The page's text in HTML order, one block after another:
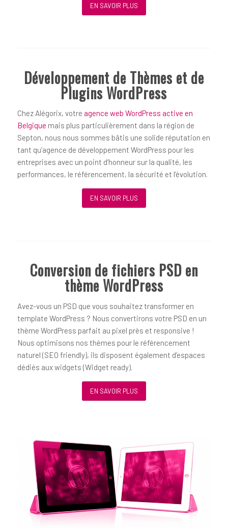
EN SAVOIR PLUS
Développement de Thèmes et de
Plugins WordPress
Chez Alégorix, votre agence web WordPress active en
Belgique mais plus particulièrement dans la région de
Septon, nous nous sommes bâtis une solide réputation en
tant qu’agence de développement WordPress pour les
entreprises avec un point d’honneur sur la qualité, les
performances, le référencement, la sécurité et l’évolution.
EN SAVOIR PLUS
Conversion de fichiers PSD en
thème WordPress
Avez-vous un PSD que vous souhaitez transformer en
template WordPress ? Nous convertirons votre PSD en un
thème WordPress parfait au pixel près et responsive !
Nous optimisons nos thèmes pour le référencement
naturel (SEO friendly), ils disposent également d’espaces
dédiés aux widgets (Widget ready).
EN SAVOIR PLUS